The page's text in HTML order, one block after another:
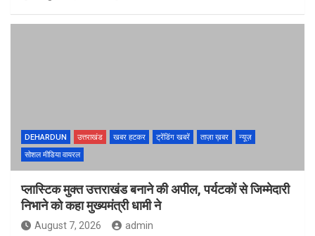
DEHARDUN उत्तराखंड खबर हटकर ट्रेंडिंग खबरें ताज़ा ख़बर
न्यूज़
सोशल मीडिया वायरल
प्लास्टिक मुक्त उत्तराखंड बनाने की अपील, पर्यटकों से जिम्मेदारी
निभाने को कहा मुख्यमंत्री धामी ने
August 7, 2026 admin